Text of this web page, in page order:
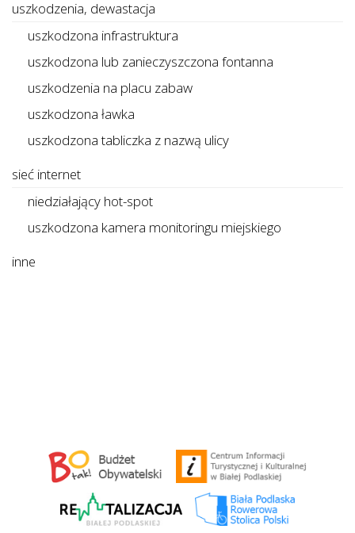
uszkodzenia, dewastacja
uszkodzona infrastruktura
uszkodzona lub zanieczyszczona fontanna
uszkodzenia na placu zabaw
uszkodzona ławka
uszkodzona tabliczka z nazwą ulicy
sieć internet
niedziałający hot-spot
uszkodzona kamera monitoringu miejskiego
inne